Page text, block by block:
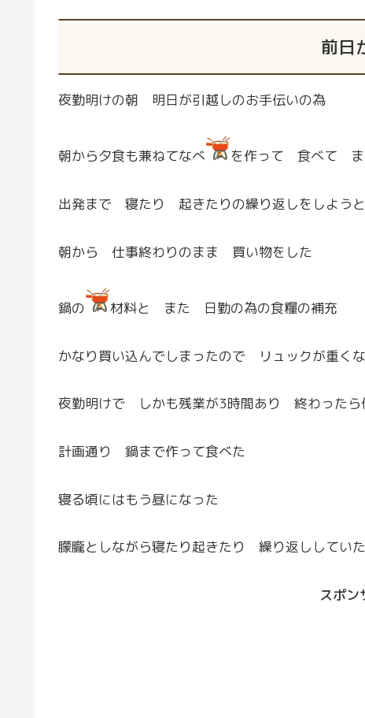
前日
夜勤明けの朝 明日が引越しのお手伝いの為
朝から夕食も兼ねてなべ を作って 食べて ま
出発まで 寝たり 起きたりの繰り返しをしよう
朝から 仕事終わりのまま 買い物をした
鍋の 材料と また 日勤の為の食糧の補充
かなり買い込んでしまったので リュックが重く
夜勤明けで しかも残業が3時間あり 終わったら
計画通り 鍋まで作って食べた
寝る頃にはもう昼になった
朦朧としながら寝たり起きたり 繰り返ししてい
スポン